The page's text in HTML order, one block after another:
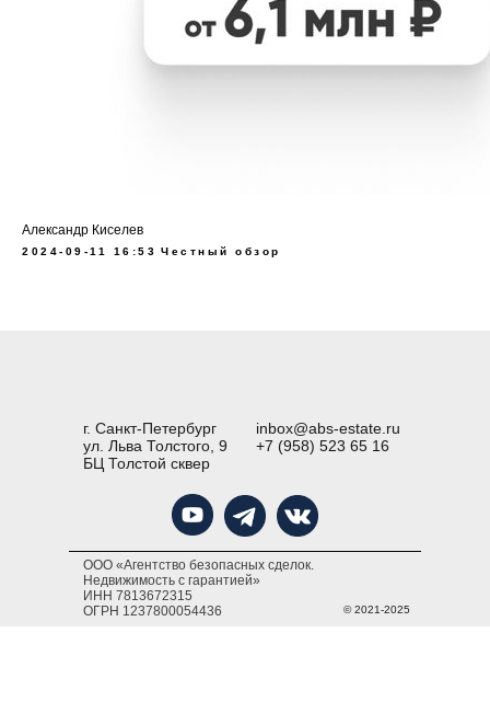
Александр Киселев
2024-09-11 16:53 Честный обзор
ООО «Агентство безопасных сделок.
Недвижимость с гарантией»
ИНН 7813672315
ОГРН 1237800054436
г. Санкт-Петербург
ул. Льва Толстого, 9
БЦ Толстой сквер
© 2021-2025
inbox@abs-estate.ru
+7 (958) 523 65 16